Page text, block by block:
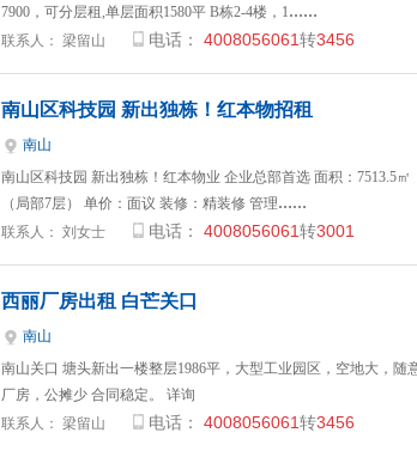
7900，可分层租,单层面积1580平 B栋2-4楼，1……
联系人： 梁留山 电话： 4008056061转3456
南山区科技园 新出独栋！红本物招租
南山
南山区科技园 新出独栋！红本物业 企业总部首选 面积：7513.5㎡
（局部7层） 单价：面议 装修：精装修 管理……
联系人： 刘女士 电话： 4008056061转3001
西丽厂房出租 白芒关口
南山
南山关口 塘头新出一楼整层1986平，大型工业园区，空地大，随
厂房，公摊少 合同稳定。 详询
联系人： 梁留山 电话： 4008056061转3456